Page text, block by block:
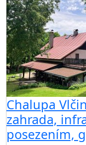
Chalupa
zahrada,
posezením,